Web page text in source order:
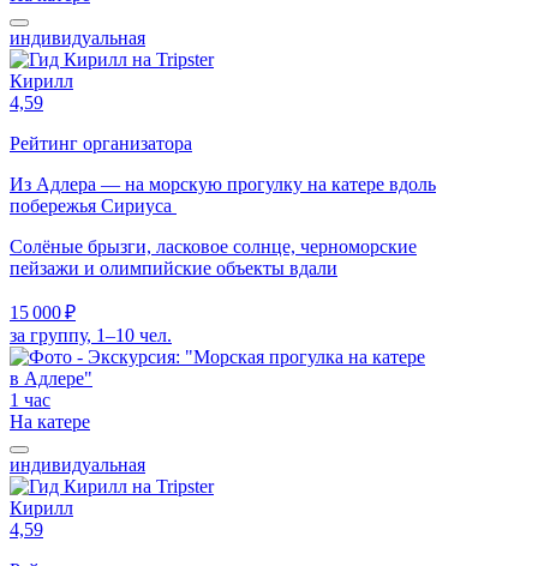
индивидуальная
Кирилл
4,59
Рейтинг организатора
Из Адлера — на морскую прогулку на катере вдоль
побережья Сириуса
Солёные брызги, ласковое солнце, черноморские
пейзажи и олимпийские объекты вдали
15 000 ₽
за группу, 1–10 чел.
1 час
На катере
индивидуальная
Кирилл
4,59